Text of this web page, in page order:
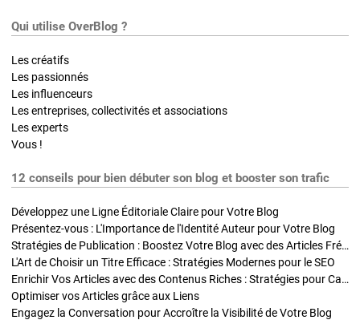
Qui utilise OverBlog ?
Les créatifs
Les passionnés
Les influenceurs
Les entreprises, collectivités et associations
Les experts
Vous !
12 conseils pour bien débuter son blog et booster son trafic
Développez une Ligne Éditoriale Claire pour Votre Blog
Présentez-vous : L'Importance de l'Identité Auteur pour Votre Blog
Stratégies de Publication : Boostez Votre Blog avec des Articles Fréquents et Exclusifs
L'Art de Choisir un Titre Efficace : Stratégies Modernes pour le SEO
Enrichir Vos Articles avec des Contenus Riches : Stratégies pour Captiver et Optimiser
Optimiser vos Articles grâce aux Liens
Engagez la Conversation pour Accroître la Visibilité de Votre Blog